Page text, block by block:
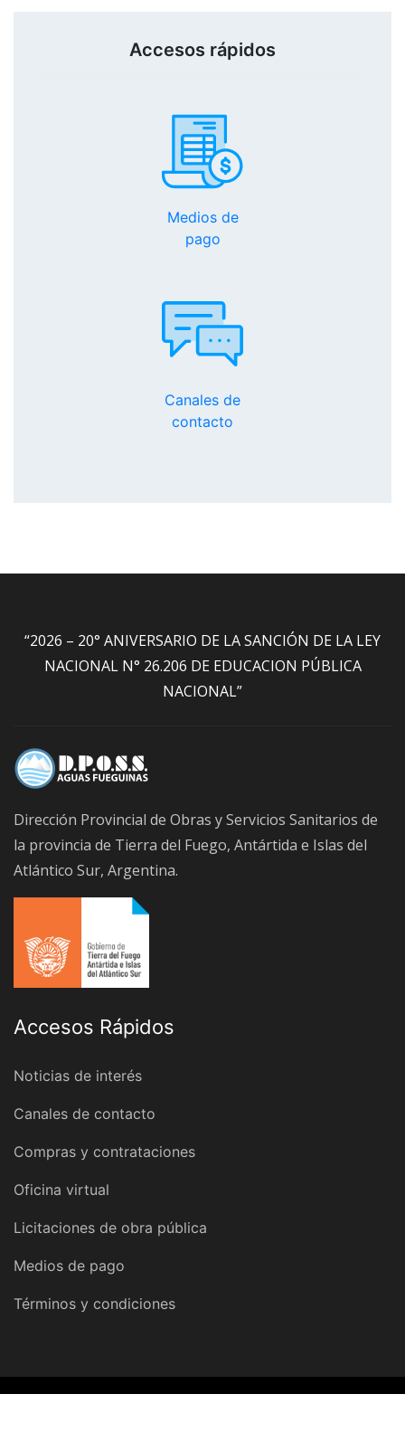
Accesos rápidos
Medios de
pago
Canales de
contacto
“2026 – 20° ANIVERSARIO DE LA SANCIÓN DE LA LEY
NACIONAL N° 26.206 DE EDUCACION PÚBLICA
NACIONAL”
Dirección Provincial de Obras y Servicios Sanitarios de
la provincia de Tierra del Fuego, Antártida e Islas del
Atlántico Sur, Argentina.
Accesos Rápidos
Noticias de interés
Canales de contacto
Compras y contrataciones
Oficina virtual
Licitaciones de obra pública
Medios de pago
Términos y condiciones